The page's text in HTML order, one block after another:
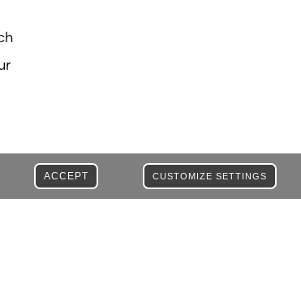
CUSTOMIZE SETTINGS
ACCEPT